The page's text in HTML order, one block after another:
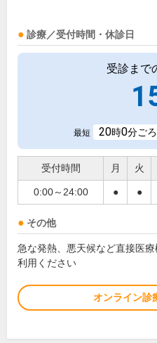
診療／受付時間・休診日
受診まで
最短 20時0分ごろ
受付時間 月 火
0:00～24:00 ● ●
その他
急な発熱、悪天候など直接医
利用ください
オンライン診